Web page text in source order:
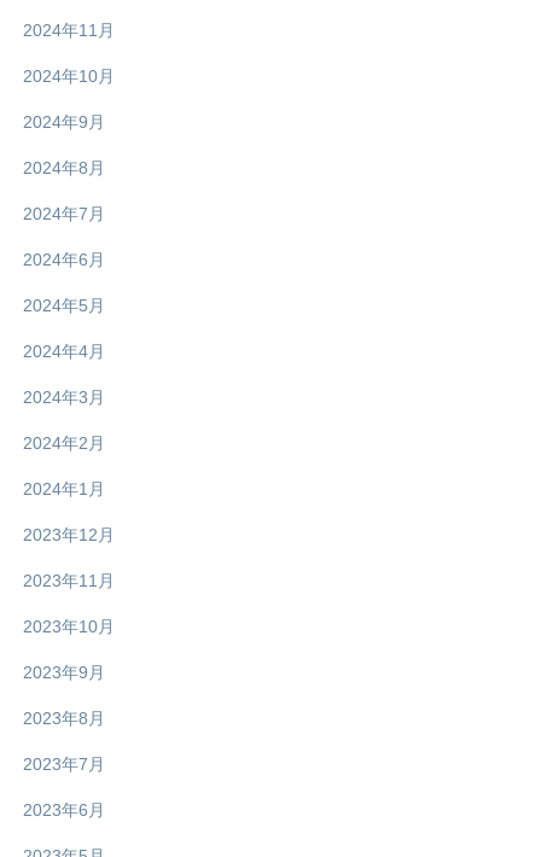
2024年11月
2024年10月
2024年9月
2024年8月
2024年7月
2024年6月
2024年5月
2024年4月
2024年3月
2024年2月
2024年1月
2023年12月
2023年11月
2023年10月
2023年9月
2023年8月
2023年7月
2023年6月